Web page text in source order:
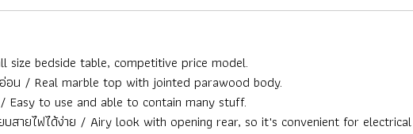
size bedside table, competitive price model.
อน / Real marble top with jointed parawood body.
Easy to use and able to contain many stuff.
บสายไฟได้ง่าย / Airy look with opening rear, so it's convenient for